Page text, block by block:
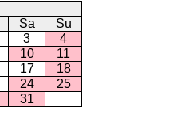
Sa
Su
3
4
10
11
17
18
24
25
31